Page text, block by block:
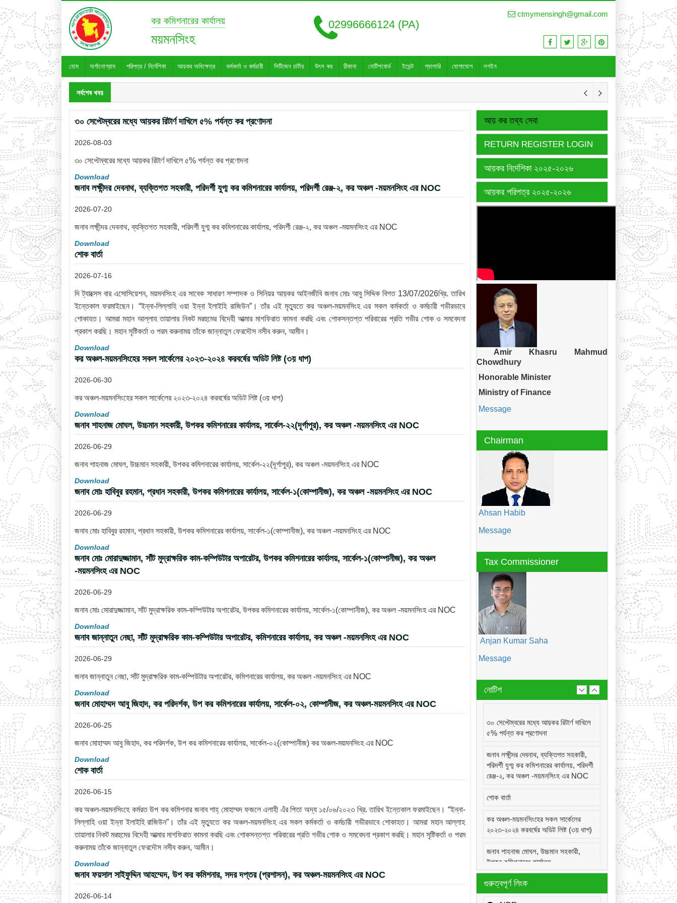
কর কমিশনারের কার্যালয়
ময়মনসিংহ
02996666124 (PA)
ctmymensingh@gmail.com
হোম অর্গানোগ্রাম পরিপত্র / নির্দেশিকা আয়কর অধিক্ষেত্র কর্মকর্তা ও কর্মচারী সিটিজেন চার্টার উৎস কর ঠিকানা নোটিশবোর্ড ইভেন্ট গ্যালারি যোগাযোগ লগইন
সর্বশেষ খবর
৩০ সেপ্টেম্বরের মধ্যে আয়কর রিটার্ণ দাখিলে ৫% পর্যন্ত কর প্রণোদনা
2026-08-03
৩০ সেপ্টেম্বরের মধ্যে আয়কর রিটার্ণ দাখিলে ৫% পর্যন্ত কর প্রণোদনা
Download
জনাব লক্ষীন্দর দেবনাথ, ব্যক্তিগত সহকারী, পরিদর্শী যুগ্ম কর কমিশনারের কার্যালয়, পরিদর্শী রেঞ্জ-২, কর অঞ্চল -ময়মনসিংহ এর NOC
2026-07-20
জনাব লক্ষীন্দর দেবনাথ, ব্যক্তিগত সহকারী, পরিদর্শী যুগ্ম কর কমিশনারের কার্যালয়, পরিদর্শী রেঞ্জ-২, কর অঞ্চল -ময়মনসিংহ এর NOC
Download
শোক বার্তা
2026-07-16
দি ট্যাক্সেস বার এসোসিয়েশন, ময়মনসিংহ এর সাবেক সাধারণ সম্পাদক ও সিনিয়র আয়কর আইনজীবি জনাব মোঃ আবু সিদ্দিক বিগত 13/07/2026খ্রি. তারিখ
ইন্তেকাল ফরমাইছেন। “ইন্না-লিল্লাহি ওয়া ইন্না ইলাইহি রাজিউন”। তাঁর এই মৃত্যুতে কর অঞ্চল-ময়মনসিংহ এর সকল কর্মকর্তা ও কর্মচারী গভীরভাবে
শোকাহত। আমরা মহান আল্লাহ তায়ালার নিকট মরহুমের বিদেহী আত্মার মাগফিরাত কামনা করছি এবং শোকসন্তপ্ত পরিবারের প্রতি গভীর শোক ও সমবেদনা
প্রকাশ করছি। মহান সৃষ্টিকর্তা ও পরম করুনাময় তাঁকে জান্নাতুল ফেরদৌস নসীব করুন, আমীন।
Download
কর অঞ্চল-ময়মনসিংহের সকল সার্কেলের ২০২৩-২০২৪ করবর্ষের অডিট লিষ্ট (৩য় ধাপ)
2026-06-30
কর অঞ্চল-ময়মনসিংহের সকল সার্কেলের ২০২৩-২০২৪ করবর্ষের অডিট লিষ্ট (৩য় ধাপ)
Download
জনাব শাহনাজ মোঘল, উচ্চমান সহকারী, উপকর কমিশনারের কার্যালয়, সার্কেল-২২(দূর্গাপুর), কর অঞ্চল -ময়মনসিংহ এর NOC
2026-06-29
জনাব শাহনাজ মোঘল, উচ্চমান সহকারী, উপকর কমিশনারের কার্যালয়, সার্কেল-২২(দূর্গাপুর), কর অঞ্চল -ময়মনসিংহ এর NOC
Download
জনাব মোঃ হাবিবুর রহমান, প্রধান সহকারী, উপকর কমিশনারের কার্যালয়, সার্কেল-১(কোম্পানীজ), কর অঞ্চল -ময়মনসিংহ এর NOC
2026-06-29
জনাব মোঃ হাবিবুর রহমান, প্রধান সহকারী, উপকর কমিশনারের কার্যালয়, সার্কেল-১(কোম্পানীজ), কর অঞ্চল -ময়মনসিংহ এর NOC
Download
জনাব মোঃ মোরাদুজ্জামান, সাঁট মুদ্রাক্ষরিক কাম-কম্পিউটার অপারেটর, উপকর কমিশনারের কার্যালয়, সার্কেল-১(কোম্পানীজ), কর অঞ্চল
-ময়মনসিংহ এর NOC
2026-06-29
জনাব মোঃ মোরাদুজ্জামান, সাঁট মুদ্রাক্ষরিক কাম-কম্পিউটার অপারেটর, উপকর কমিশনারের কার্যালয়, সার্কেল-১(কোম্পানীজ), কর অঞ্চল -ময়মনসিংহ এর NOC
Download
জনাব জান্নাতুন নেছা, সাঁট মুদ্রাক্ষরিক কাম-কম্পিউটার অপারেটর, কমিশনারের কার্যালয়, কর অঞ্চল -ময়মনসিংহ এর NOC
2026-06-29
জনাব জান্নাতুন নেছা, সাঁট মুদ্রাক্ষরিক কাম-কম্পিউটার অপারেটর, কমিশনারের কার্যালয়, কর অঞ্চল -ময়মনসিংহ এর NOC
Download
জনাব মোহাম্মদ আবু জিহাদ, কর পরিদর্শক, উপ কর কমিশনারের কার্যালয়, সার্কেল-০২, কোম্পানীজ, কর অঞ্চল-ময়মনসিংহ এর NOC
2026-06-25
জনাব মোহাম্মদ আবু জিহাদ, কর পরিদর্শক, উপ কর কমিশনারের কার্যালয়, সার্কেল-০২(কোম্পানীজ) কর অঞ্চল-ময়মনসিংহ এর NOC
Download
শোক বার্তা
2026-06-15
কর অঞ্চল-ময়মনসিংহে কর্মরত উপ কর কমিশনার জনাব শাহ্ মোহাম্মদ ফজলে এলাহী এঁর পিতা অদ্য ১৫/০৬/২০২৩ খ্রি. তারিখ ইন্তেকাল ফরমাইছেন। “ইন্না-
লিল্লাহি ওয়া ইন্না ইলাইহি রাজিউন”। তাঁর এই মৃত্যুতে কর অঞ্চল-ময়মনসিংহ এর সকল কর্মকর্তা ও কর্মচারী গভীরভাবে শোকাহত। আমরা মহান আল্লাহ
তায়ালার নিকট মরহুমের বিদেহী আত্মার মাগফিরাত কামনা করছি এবং শোকসন্তপ্ত পরিবারের প্রতি গভীর শোক ও সমবেদনা প্রকাশ করছি। মহান সৃষ্টিকর্তা ও পরম
করুনাময় তাঁকে জান্নাতুল ফেরদৌস নসীব করুন, আমীন।
Download
জনাব ফয়সাল সাইফুদ্দিন আহম্মেদ, উপ কর কমিশনার, সদর দপ্তর (প্রশাসন), কর অঞ্চল-ময়মনসিংহ এর NOC
2026-06-14
আয় কর তথ্য সেবা
RETURN REGISTER LOGIN
আয়কর নির্দেশিকা ২০২৫-২০২৬
আয়কর পরিপত্র ২০২৫-২০২৬
Amir Khasru Mahmud
Chowdhury
Honorable Minister
Ministry of Finance
Message
Chairman
Ahsan Habib
Message
Tax Commissioner
Anjan Kumar Saha
Message
নোটিশ
৩০ সেপ্টেম্বরের মধ্যে আয়কর রিটার্ণ দাখিলে
৫% পর্যন্ত কর প্রণোদনা
জনাব লক্ষীন্দর দেবনাথ, ব্যক্তিগত সহকারী,
পরিদর্শী যুগ্ম কর কমিশনারের কার্যালয়, পরিদর্শী
রেঞ্জ-২, কর অঞ্চল -ময়মনসিংহ এর NOC
শোক বার্তা
কর অঞ্চল-ময়মনসিংহের সকল সার্কেলের
২০২৩-২০২৪ করবর্ষের অডিট লিষ্ট (৩য় ধাপ)
জনাব শাহনাজ মোঘল, উচ্চমান সহকারী,
উপকর কমিশনারের কার্যালয়,
সার্কেল-২২(দূর্গাপুর), কর অঞ্চল -ময়মনসিংহ
এর NOC
গুরুত্বপূর্ণ লিংক